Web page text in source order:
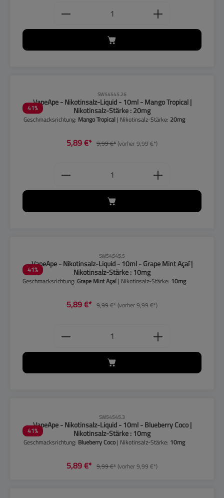
Produkt Anzahl: Gib den
41%
SW54545.26
VapeApe - Nikotinsalz-Liquid - 10ml - Mango Tropical |
Nikotinsalz-Stärke : 20mg
Geschmacksrichtung: Mango Tropical | Nikotinsalz-Stärke: 20mg
5,89 €* 9,99 €*(vorher 9,99 €*)
Produkt Anzahl: Gib den
41%
SW54545.5
VapeApe - Nikotinsalz-Liquid - 10ml - Grape Mint Açaí |
Nikotinsalz-Stärke : 10mg
Geschmacksrichtung:Grape Mint Açaí| Nikotinsalz-Stärke: 10mg
5,89 €* 9,99 €*(vorher 9,99 €*)
Produkt Anzahl: Gib den
41%
SW54545.3
VapeApe - Nikotinsalz-Liquid - 10ml - Blueberry Coco |
Nikotinsalz-Stärke : 10mg
Geschmacksrichtung: Blueberry Coco | Nikotinsalz-Stärke: 10mg
5,89 €* 9,99 €*(vorher 9,99 €*)